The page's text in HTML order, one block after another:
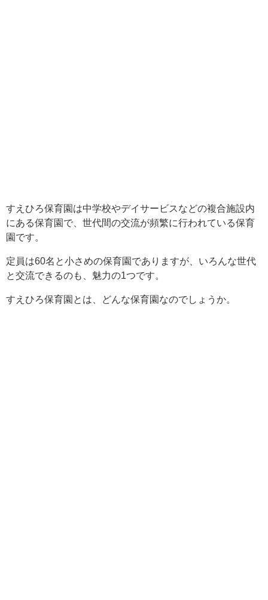
すえひろ保育園は中学校やデイサービスなどの複合施設内
にある保育園で、世代間の交流が頻繁に行われている保育
園です。
定員は60名と小さめの保育園でありますが、いろんな世代
と交流できるのも、魅力の1つです。
すえひろ保育園とは、どんな保育園なのでしょうか。